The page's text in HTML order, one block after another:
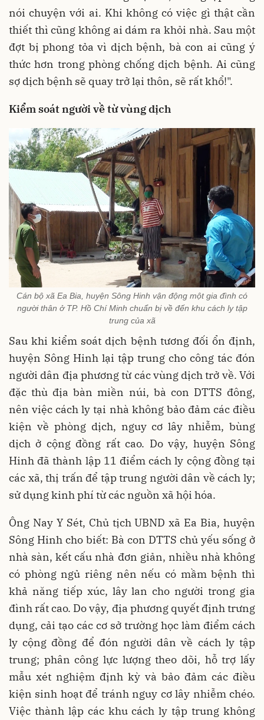
nói chuyện với ai. Khi không có việc gì thật cần
thiết thì cũng không ai dám ra khỏi nhà. Sau một
đợt bị phong tỏa vì dịch bệnh, bà con ai cũng ý
thức hơn trong phòng chống dịch bệnh. Ai cũng
sợ dịch bệnh sẽ quay trở lại thôn, sẽ rất khổ!".
Kiểm soát người về từ vùng dịch
Cán bộ xã Ea Bia, huyện Sông Hinh vận động một gia đình có
người thân ở TP. Hồ Chí Minh chuẩn bị về đến khu cách ly tập
trung của xã
Sau khi kiểm soát dịch bệnh tương đối ổn định,
huyện Sông Hinh lại tập trung cho công tác đón
người dân địa phương từ các vùng dịch trở về. Với
đặc thù địa bàn miền núi, bà con DTTS đông,
nên việc cách ly tại nhà không bảo đảm các điều
kiện về phòng dịch, nguy cơ lây nhiễm, bùng
dịch ở cộng đồng rất cao. Do vậy, huyện Sông
Hinh đã thành lập 11 điểm cách ly cộng đồng tại
các xã, thị trấn để tập trung người dân về cách ly;
sử dụng kinh phí từ các nguồn xã hội hóa.
Ông Nay Y Sét, Chủ tịch UBND xã Ea Bia, huyện
Sông Hinh cho biết: Bà con DTTS chủ yếu sống ở
nhà sàn, kết cấu nhà đơn giản, nhiều nhà không
có phòng ngủ riêng nên nếu có mầm bệnh thì
khả năng tiếp xúc, lây lan cho người trong gia
đình rất cao. Do vậy, địa phương quyết định trưng
dụng, cải tạo các cơ sở trường học làm điểm cách
ly cộng đồng để đón người dân về cách ly tập
trung; phân công lực lượng theo dõi, hỗ trợ lấy
mẫu xét nghiệm định kỳ và bảo đảm các điều
kiện sinh hoạt để tránh nguy cơ lây nhiễm chéo.
Việc thành lập các khu cách ly tập trung không